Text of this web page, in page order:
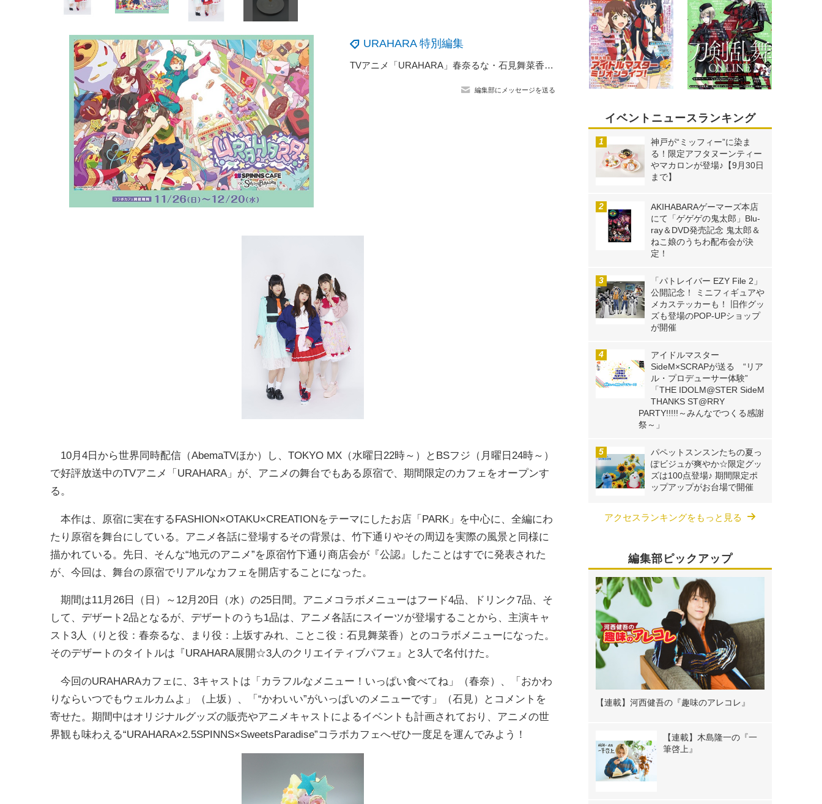
URAHARA 特別編集
TVアニメ「URAHARA」春奈るな・石見舞菜香が出演！ 原宿のコラボカフェから12月2日に公開ニコ生放送決定！
編集部にメッセージを送る
10月4日から世界同時配信（AbemaTVほか）し、TOKYO MX（水曜日22時～）とBSフジ（月曜日24時～）
で好評放送中のTVアニメ「URAHARA」が、アニメの舞台でもある原宿で、期間限定のカフェをオープンす
る。
本作は、原宿に実在するFASHION×OTAKU×CREATIONをテーマにしたお店「PARK」を中心に、全編にわ
たり原宿を舞台にしている。アニメ各話に登場するその背景は、竹下通りやその周辺を実際の風景と同様に
描かれている。先日、そんな“地元のアニメ”を原宿竹下通り商店会が『公認』したことはすでに発表された
が、今回は、舞台の原宿でリアルなカフェを開店することになった。
期間は11月26日（日）～12月20日（水）の25日間。アニメコラボメニューはフード4品、ドリンク7品、そ
して、デザート2品となるが、デザートのうち1品は、アニメ各話にスイーツが登場することから、主演キャ
スト3人（りと役：春奈るな、まり役：上坂すみれ、ことこ役：石見舞菜香）とのコラボメニューになった。
そのデザートのタイトルは『URAHARA展開☆3人のクリエイティブパフェ』と3人で名付けた。
今回のURAHARAカフェに、3キャストは「カラフルなメニュー！いっぱい食べてね」（春奈）、「おかわ
りならいつでもウェルカムよ」（上坂）、「“かわいい”がいっぱいのメニューです」（石見）とコメントを
寄せた。期間中はオリジナルグッズの販売やアニメキャストによるイベントも計画されており、アニメの世
界観も味わえる“URAHARA×2.5SPINNS×SweetsParadise”コラボカフェへぜひ一度足を運んでみよう！
イベントニュースランキング
神戸が“ミッフィー”に染ま
る！限定アフタヌーンティー
やマカロンが登場♪【9月30日
まで】
AKIHABARAゲーマーズ本店
にて「ゲゲゲの鬼太郎」Blu-
ray＆DVD発売記念 鬼太郎＆
ねこ娘のうちわ配布会が決
定！
「パトレイバー EZY File 2」
公開記念！ ミニフィギュアや
メカステッカーも！ 旧作グッ
ズも登場のPOP-UPショップ
が開催
アイドルマスター
SideM×SCRAPが送る “リア
ル・プロデューサー体験”
「THE IDOLM@STER SideM
THANKS ST@RRY
PARTY!!!!!～みんなでつくる感謝
祭～」
パペットスンスンたちの夏っ
ぽビジュが爽やか☆限定グッ
ズは100点登場♪ 期間限定ポ
ップアップがお台場で開催
アクセスランキングをもっと見る
編集部ピックアップ
【連載】河西健吾の『趣味のアレコレ』
【連載】木島隆一の『一
筆啓上』